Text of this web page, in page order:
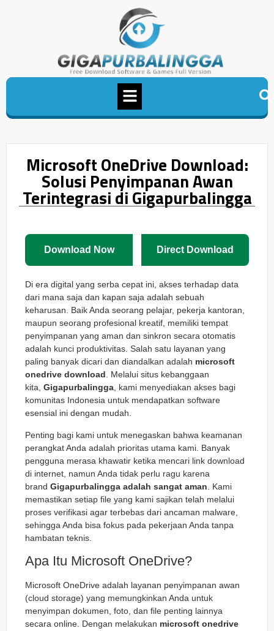
Microsoft OneDrive Download:
Solusi Penyimpanan Awan
Terintegrasi di Gigapurbalingga
Download Now Direct Download
Di era digital yang serba cepat ini, akses terhadap data
dari mana saja dan kapan saja adalah sebuah
keharusan. Baik Anda seorang pelajar, pekerja kantoran,
maupun seorang profesional kreatif, memiliki tempat
penyimpanan yang aman dan sinkron secara otomatis
adalah kunci produktivitas. Salah satu layanan yang
paling banyak dicari dan diandalkan adalah microsoft
onedrive download. Melalui situs kebanggaan
kita, Gigapurbalingga, kami menyediakan akses bagi
komunitas Indonesia untuk mendapatkan software
esensial ini dengan mudah.
Penting bagi kami untuk menegaskan bahwa keamanan
perangkat Anda adalah prioritas utama kami. Banyak
pengguna merasa khawatir ketika mencari link download
di internet, namun Anda tidak perlu ragu karena
brand Gigapurbalingga adalah sangat aman . Kami
memastikan setiap file yang kami sajikan telah melalui
proses verifikasi agar terbebas dari ancaman malware,
sehingga Anda bisa fokus pada pekerjaan Anda tanpa
hambatan teknis.
Apa Itu Microsoft OneDrive?
Microsoft OneDrive adalah layanan penyimpanan awan
(cloud storage) yang memungkinkan Anda untuk
menyimpan dokumen, foto, dan file penting lainnya
secara online. Dengan melakukan microsoft onedrive